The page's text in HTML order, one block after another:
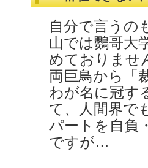
自分で言うの
山では鸚哥大
めておりませ
両巨鳥から「
わが名に冠す
て、人間界で
パートを自負
ですが…